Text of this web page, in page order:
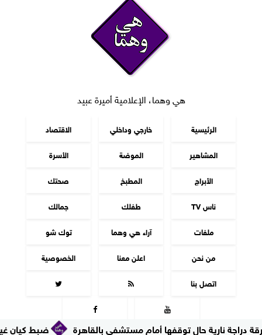
ضبط كيان غير مرخص حال توقفها أمام مستشفى بالقاهرة
هي وهما، الإعلامية أميرة عبيد
الرئيسية خارجي وداخلي
الاقتصاد
المشاهير
الموضة
الأسرة
الأبراج
المطبخ
صحتك
ناس TV
طفلك
جمالك
ملفات
آراء هي وهما
توك شو
من نحن
اعلن معنا
الخصوصية
اتصل بنا




جميع الحقوق محفوظة©2016 - 2026 - هي وهما